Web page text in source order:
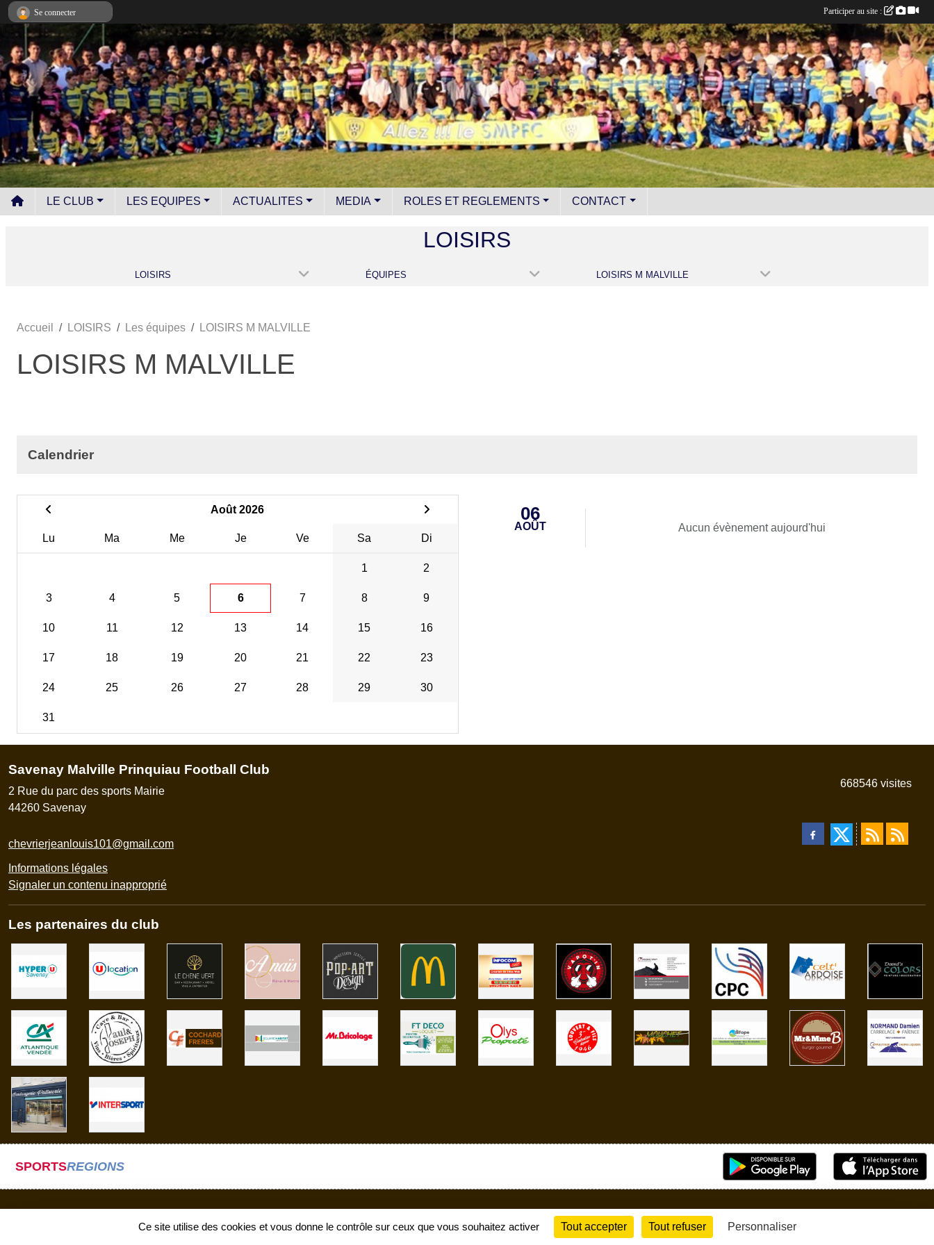
LE CLUB LES EQUIPES ACTUALITES MEDIA ROLES ET REGLEMENTS CONTACT
LOISIRS
LOISIRS ÉQUIPES LOISIRS M MALVILLE
Accueil LOISIRS Les équipes LOISIRS M MALVILLE
LOISIRS M MALVILLE
Calendrier
Août 2026
Lu Ma Me Je Ve Sa Di
1 2
3 4 5 6 7 8 9
10 11 12 13 14 15 16
17 18 19 20 21 22 23
24 25 26 27 28 29 30
31
06
AOÛT Aucun évènement aujourd'hui
Savenay Malville Prinquiau Football Club
2 Rue du parc des sports Mairie
44260 Savenay
chevrierjeanlouis101@gmail.com
Informations légales
Signaler un contenu inapproprié
668546 visites
Les partenaires du club
SPORTSREGIONS
Gestion des cookies
Se connecter Participer au site :
Panneau de gestion des cookies
Ce site utilise des cookies et vous donne le contrôle sur ceux que vous souhaitez activer Tout accepter Tout refuser Personnaliser